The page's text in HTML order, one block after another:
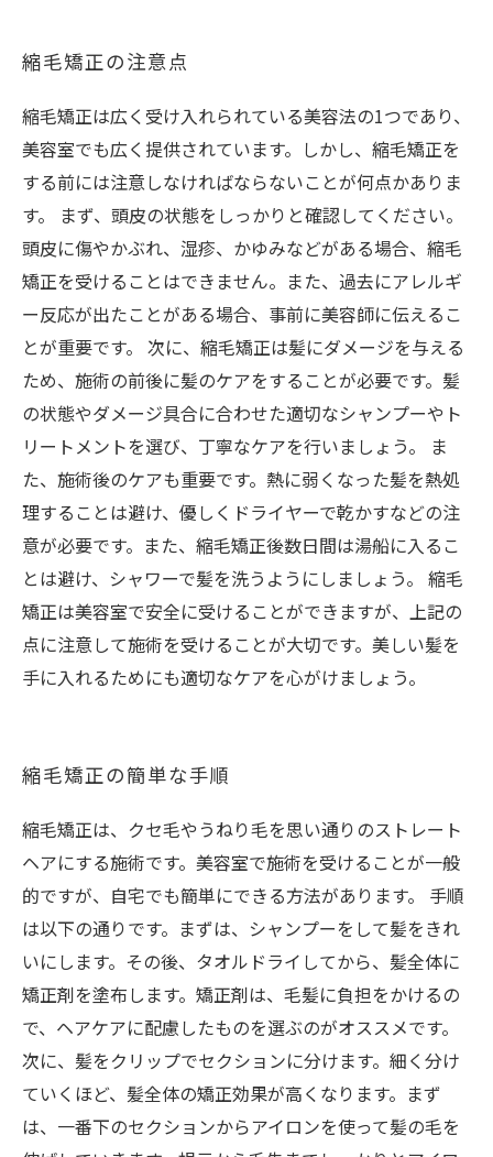
縮毛矯正の注意点
縮毛矯正は広く受け入れられている美容法の1つであり、
美容室でも広く提供されています。しかし、縮毛矯正を
する前には注意しなければならないことが何点かありま
す。 まず、頭皮の状態をしっかりと確認してください。
頭皮に傷やかぶれ、湿疹、かゆみなどがある場合、縮毛
矯正を受けることはできません。また、過去にアレルギ
ー反応が出たことがある場合、事前に美容師に伝えるこ
とが重要です。 次に、縮毛矯正は髪にダメージを与える
ため、施術の前後に髪のケアをすることが必要です。髪
の状態やダメージ具合に合わせた適切なシャンプーやト
リートメントを選び、丁寧なケアを行いましょう。 ま
た、施術後のケアも重要です。熱に弱くなった髪を熱処
理することは避け、優しくドライヤーで乾かすなどの注
意が必要です。また、縮毛矯正後数日間は湯船に入るこ
とは避け、シャワーで髪を洗うようにしましょう。 縮毛
矯正は美容室で安全に受けることができますが、上記の
点に注意して施術を受けることが大切です。美しい髪を
手に入れるためにも適切なケアを心がけましょう。
縮毛矯正の簡単な手順
縮毛矯正は、クセ毛やうねり毛を思い通りのストレート
ヘアにする施術です。美容室で施術を受けることが一般
的ですが、自宅でも簡単にできる方法があります。 手順
は以下の通りです。まずは、シャンプーをして髪をきれ
いにします。その後、タオルドライしてから、髪全体に
矯正剤を塗布します。矯正剤は、毛髪に負担をかけるの
で、ヘアケアに配慮したものを選ぶのがオススメです。
次に、髪をクリップでセクションに分けます。細く分け
ていくほど、髪全体の矯正効果が高くなります。まず
は、一番下のセクションからアイロンを使って髪の毛を